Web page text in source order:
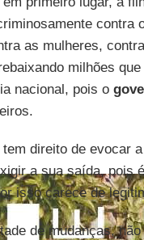
contra
as mulheres,
milhões
nacional, pois o
direito de evocar
a sua saída, pois
isso carece de
de mudanças,